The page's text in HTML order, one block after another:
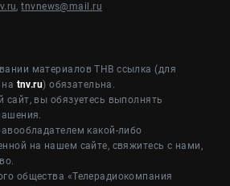
,tnvnews@mail.ru
материалов ТНВ ссылка (для
tnv.ru) обязательна.
сайт, вы обязуетесь выполнять
какой-либо
на нашем сайте, свяжитесь с нами,
общества «Телерадиокомпания